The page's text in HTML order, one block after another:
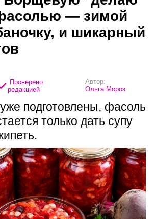
— зимой
и шикарный
Проверено
редакцией
Автор:
Ольга Мороз
подготовлены, фасоль
только дать супу